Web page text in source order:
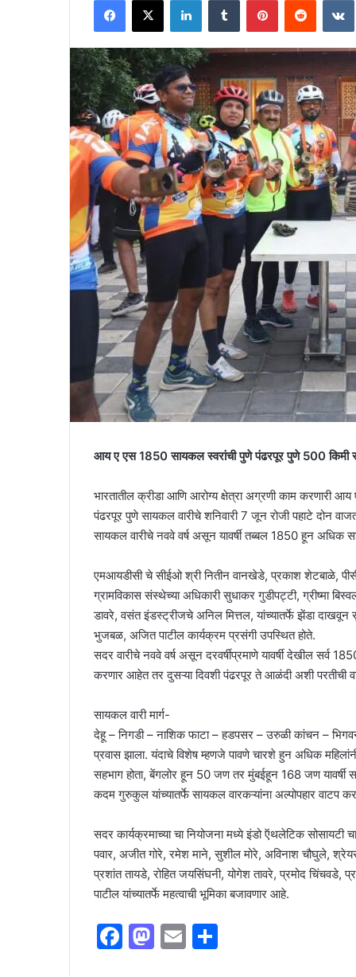
आय ए एस 1850 सायकल स्वरांची पुणे पंढरपूर पुणे 500 किमी
भारतातील क्रीडा आणि आरोग्य क्षेत्रा अग्रणी काम करणारी
पंढरपूर पुणे सायकल वारीचे शनिवारी 7 जून रोजी पहाटे दोन
सायकल वारीचे नववे वर्ष असून यावर्षी तब्बल 1850 हून अधिक
एमआयडीसी चे सीईओ श्री नितीन वानखेडे, प्रकाश शेटबाळे,
ग्रामविकास संस्थेच्या अधिकारी सुधाकर गुडीपट्टी, ग्रीष्मा
डावरे, वसंत इंडस्ट्रीजचे अनिल मित्तल, यांच्यातर्फे झेंडा
भुजबळ, अजित पाटील कार्यक्रम प्रसंगी उपस्थित होते.
सदर वारीचे नववे वर्ष असून दरवर्षीप्रमाणे यावर्षी देखील
करणार आहेत तर दुसऱ्या दिवशी पंढरपूर ते आळंदी अशी परतीची
सायकल वारी मार्ग-
देहू – निगडी – नाशिक फाटा – हडपसर – उरुळी कांचन – भिगवन
प्रवास झाला. यंदाचे विशेष म्हणजे पावणे चारशे हुन अधिक
सहभाग होता, बेंगलोर हून 50 जण तर मुंबईहून 168 जण यावर्षी
कदम गुरुकुल यांच्यातर्फे सायकल वारकऱ्यांना अल्पोपहार वाटप
सदर कार्यक्रमाच्या चा नियोजना मध्ये इंडो ऍथलेटिक सोसायटी
पवार, अजीत गोरे, रमेश माने, सुशील मोरे, अविनाश चौघुले,
प्रशांत तायडे, रोहित जयसिंघनी, योगेश तावरे, प्रमोद
पाटील यांच्यातर्फे महत्वाची भूमिका बजावणार आहे.
F
M E